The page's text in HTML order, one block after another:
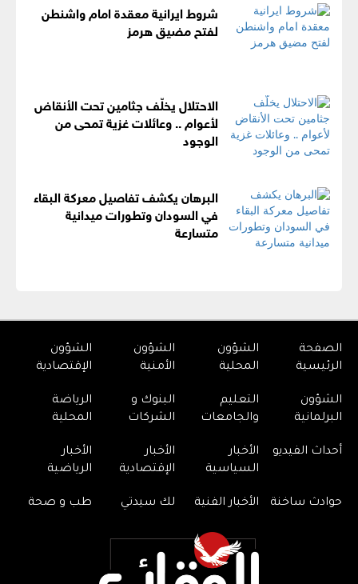
شروط ايرانية معقدة امام واشنطن
لفتح مضيق هرمز
الاحتلال يخلّف جثامين تحت الأنقاض
لأعوام .. وعائلات غزية تمحى من
الوجود
البرهان يكشف تفاصيل معركة البقاء
في السودان وتطورات ميدانية
متسارعة
الصفحة
الرئيسية
الشؤون
المحلية
الشؤون
الأمنية
الشؤون
الإقتصادية
الشؤون
البرلمانية
التعليم
والجامعات
البنوك و
الشركات
الرياضة
المحلية
أحداث الفيديو
الأخبار
السياسية
الأخبار
الإقتصادية
الأخبار
الرياضية
حوادث ساخنة الأخبار الفنية لك سيدتي طب و صحة